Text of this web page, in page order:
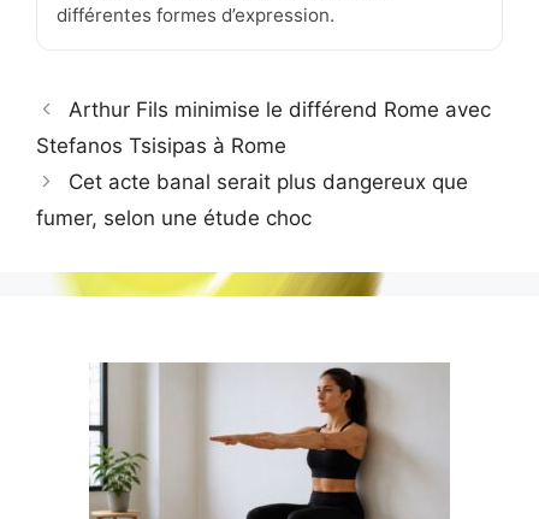
différentes formes d’expression.
Arthur Fils minimise le différend Rome avec
Stefanos Tsisipas à Rome
Cet acte banal serait plus dangereux que
fumer, selon une étude choc